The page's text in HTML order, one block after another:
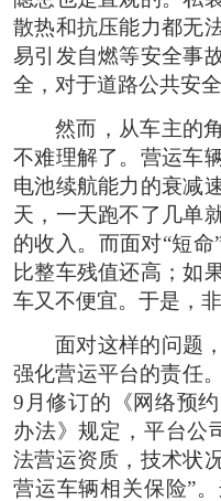
散热和抗压能力都无
易引发自燃等安全事
全，对于道路公共安
然而，从车主的
不难理解了。营运车
电池续航能力的衰减
天，一天跑不了几单
的收入。而面对“短命
比整车残值还高；如
车又不便宜。于是，
面对这样的问题
强化营运平台的责任
9月修订的《网络预
办法》规定，平台公
法营运资质，技术状
营运车辆相关保险”